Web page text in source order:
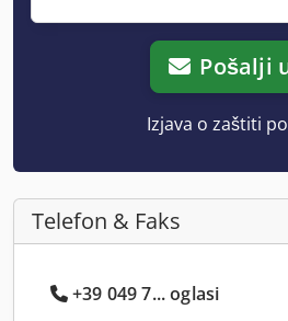
Pošalji
Izjava o zaštiti
Telefon & Faks
+39 049 7... oglasi